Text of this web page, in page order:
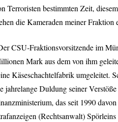
Terroristen bestimmten Zeit,
die Kameraden meiner Fraktion
CSU-Fraktionsvorsitzende im
Mark aus dem von ihm
Käseschachtelfabrik umgeleitet.
jahrelange Duldung seiner
das seit 1990
(Rechtsanwalt)